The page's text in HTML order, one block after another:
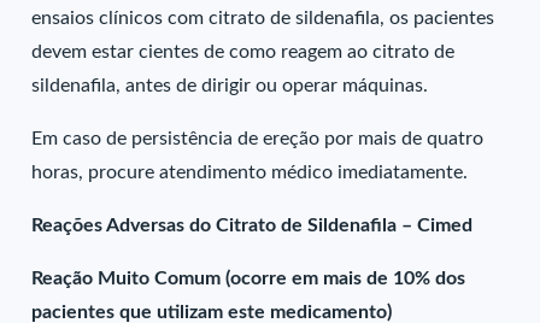
ensaios clínicos com citrato de sildenafila, os pacientes
devem estar cientes de como reagem ao citrato de
sildenafila, antes de dirigir ou operar máquinas.
Em caso de persistência de ereção por mais de quatro
horas, procure atendimento médico imediatamente.
Reações Adversas do Citrato de Sildenafila – Cimed
Reação Muito Comum (ocorre em mais de 10% dos
pacientes que utilizam este medicamento)